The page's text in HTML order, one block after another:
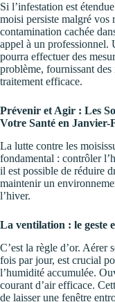
Si l’infestation est
moisi persiste malgré vos
contamination cachée
appel à un professionnel.
pourra effectuer des
problème, fournissant
traitement efficace.
Prévenir et Agir : Les
Votre Santé en Janvier-
La lutte contre les
fondamental : contrôler
il est possible de réduire
maintenir un
l’hiver.
La ventilation : le geste
C’est la règle d’or. Aérer
fois par jour, est crucial
l’humidité accumulée.
courant d’air efficace.
de laisser une fenêtre